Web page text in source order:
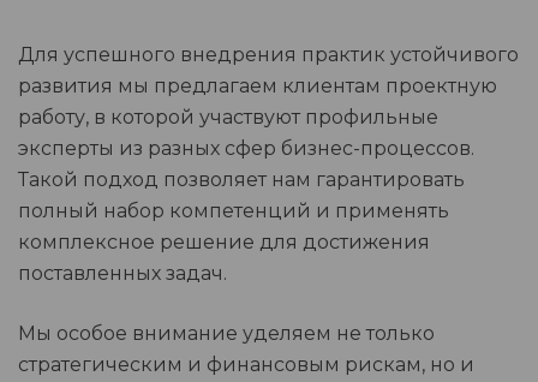
Для успешного внедрения практик устойчивого
развития мы предлагаем клиентам проектную
работу, в которой участвуют профильные
эксперты из разных сфер бизнес-процессов.
Такой подход позволяет нам гарантировать
полный набор компетенций и применять
комплексное решение для достижения
поставленных задач.
Мы особое внимание уделяем не только
стратегическим и финансовым рискам, но и